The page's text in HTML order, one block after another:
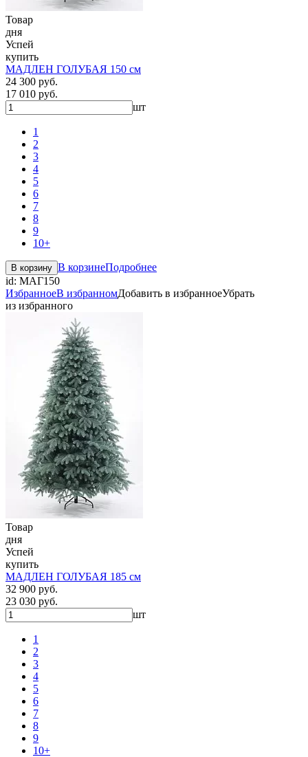
Товар
дня
Успей
купить
МАДЛЕН ГОЛУБАЯ 150 см
24 300 руб.
17 010 руб.
шт
1
2
3
4
5
6
7
8
9
10+
В корзину В корзинеПодробнее
id: МАГ150
ИзбранноеВ избранномДобавить в избранноеУбрать
из избранного
Товар
дня
Успей
купить
МАДЛЕН ГОЛУБАЯ 185 см
32 900 руб.
23 030 руб.
шт
1
2
3
4
5
6
7
8
9
10+